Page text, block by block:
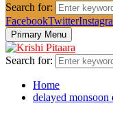
Search for:
FacebookTwitter
Primary Menu
Search for:
Home
delayed monsoon